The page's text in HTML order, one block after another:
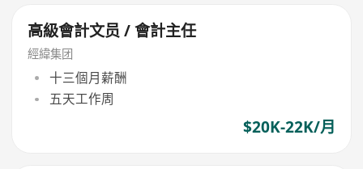
高級會計文员 / 會計主任
經緯集团
十三個月薪酬
五天工作周
$20K-22K/月